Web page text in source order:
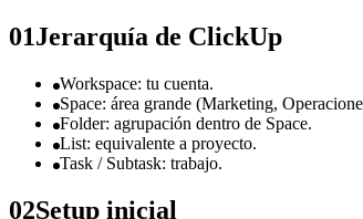
01Jerarquía de ClickUp
Workspace: tu cuenta.
Space: área grande (Marketing,
Folder: agrupación dentro de Space.
List: equivalente a proyecto.
Task / Subtask: trabajo.
02Setup inicial